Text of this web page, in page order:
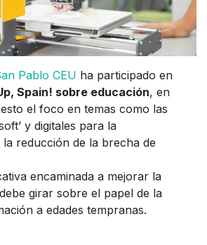
Pablo CEU ha participado en
Spain! sobre educación, en
el foco en temas como las
y digitales para la
la reducción de la brecha de
encaminada a mejorar la
girar sobre el papel de la
a edades tempranas.